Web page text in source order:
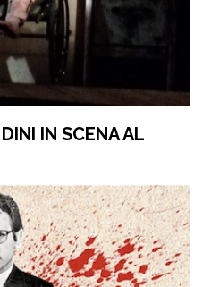
IN SCENA AL